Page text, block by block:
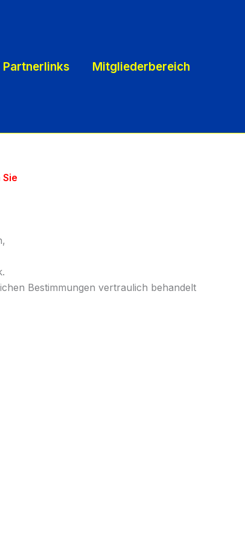
Mitgliederbereich
Bestimmungen vertraulich behandelt